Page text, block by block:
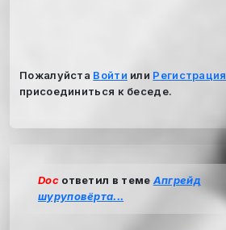
Пожалуйста Войти или Регистрация
присоединиться к беседе.
Docответил в теме Апгрейд
шуруповёрта...